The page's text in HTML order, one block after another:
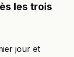
les trois
jour et